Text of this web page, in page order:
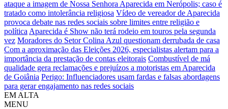
ataque a imagem de Nossa Senhora Aparecida em Nerópolis; caso é
tratado como intolerância religiosa Vídeo de vereador de Aparecida
provoca debate nas redes sociais sobre limites entre religião e
política Aparecida é Show não terá rodeio em touros pela segunda
vez Moradores do Setor Colina Azul questionam derrubada de casa
Com a aproximação das Eleições 2026, especialistas alertam para a
importância da prestação de contas eleitorais Combustível de má
qualidade gera reclamações e prejuízos a motoristas em Aparecida
de Goiânia Perigo: Influenciadores usam fardas e falsas abordagens
para gerar engajamento nas redes sociais
EM ALTA
MENU